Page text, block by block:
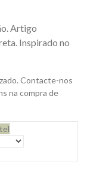
Artigo
Inspirado no
Contacte-nos
na compra de